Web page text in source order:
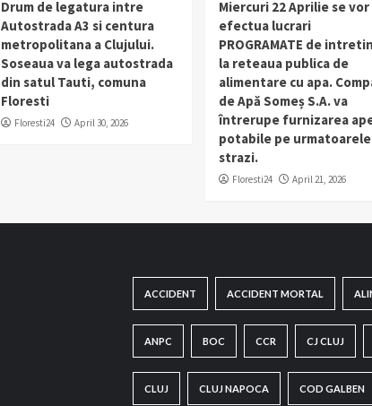
Drum de legatura intre
Autostrada A3 si centura
metropolitana a Clujului.
Soseaua va lega autostrada
din satul Tauti, comuna
Floresti
Floresti24 April 30, 2026
Miercuri 22 Aprilie se vor
efectua lucrari
PROGRAMATE de
la reteaua publica de
alimentare cu apa.
de Apă Someș S.A. va
întrerupe furnizarea
potabile pe urmatoarele
strazi.
Floresti24 April 21, 2026
ACCIDENT ACCIDENT MORTAL
ANPC BOC CCR CJ CLUJ
CLUJ CLUJ NAPOCA COD GALBEN